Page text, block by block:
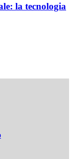
la tecnologia